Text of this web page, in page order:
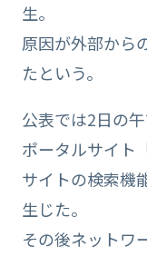
生。
原因が外部から
たという。
公表では2日の
ポータルサイト
サイトの検索機
生じた。
その後ネットワ